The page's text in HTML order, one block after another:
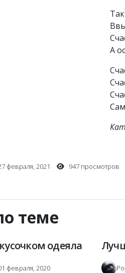
А
февраля, 2021 947 просмотров
теме
одеяла
февраля, 2020